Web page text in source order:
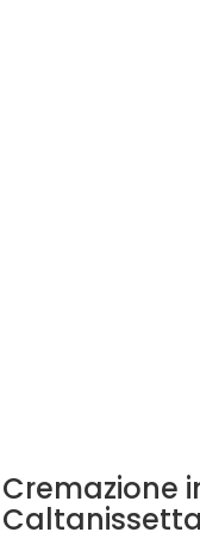
Cremazione
Caltanissetta